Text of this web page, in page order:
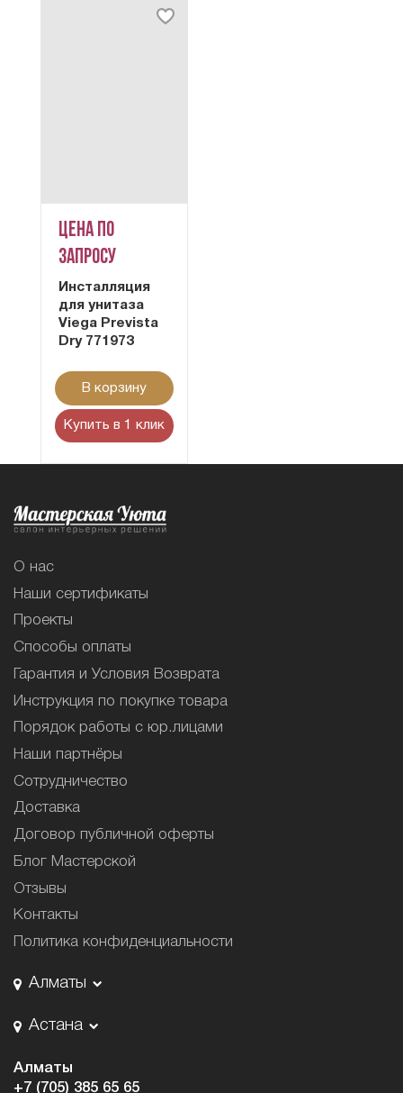
Цена по
запросу
Инсталляция
для унитаза
Viega Prevista
Dry 771973
В корзину
Купить в 1 клик
О нас
Наши сертификаты
Проекты
Способы оплаты
Гарантия и Условия Возврата
Инструкция по покупке товара
Порядок работы с юр.лицами
Наши партнёры
Сотрудничество
Доставка
Договор публичной оферты
Блог Мастерской
Отзывы
Контакты
Политика конфиденциальности
Алматы
Астана
Алматы
+7 (705) 385 65 65